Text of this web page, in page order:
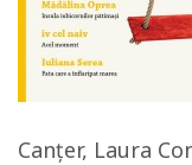
Canțer, Laura